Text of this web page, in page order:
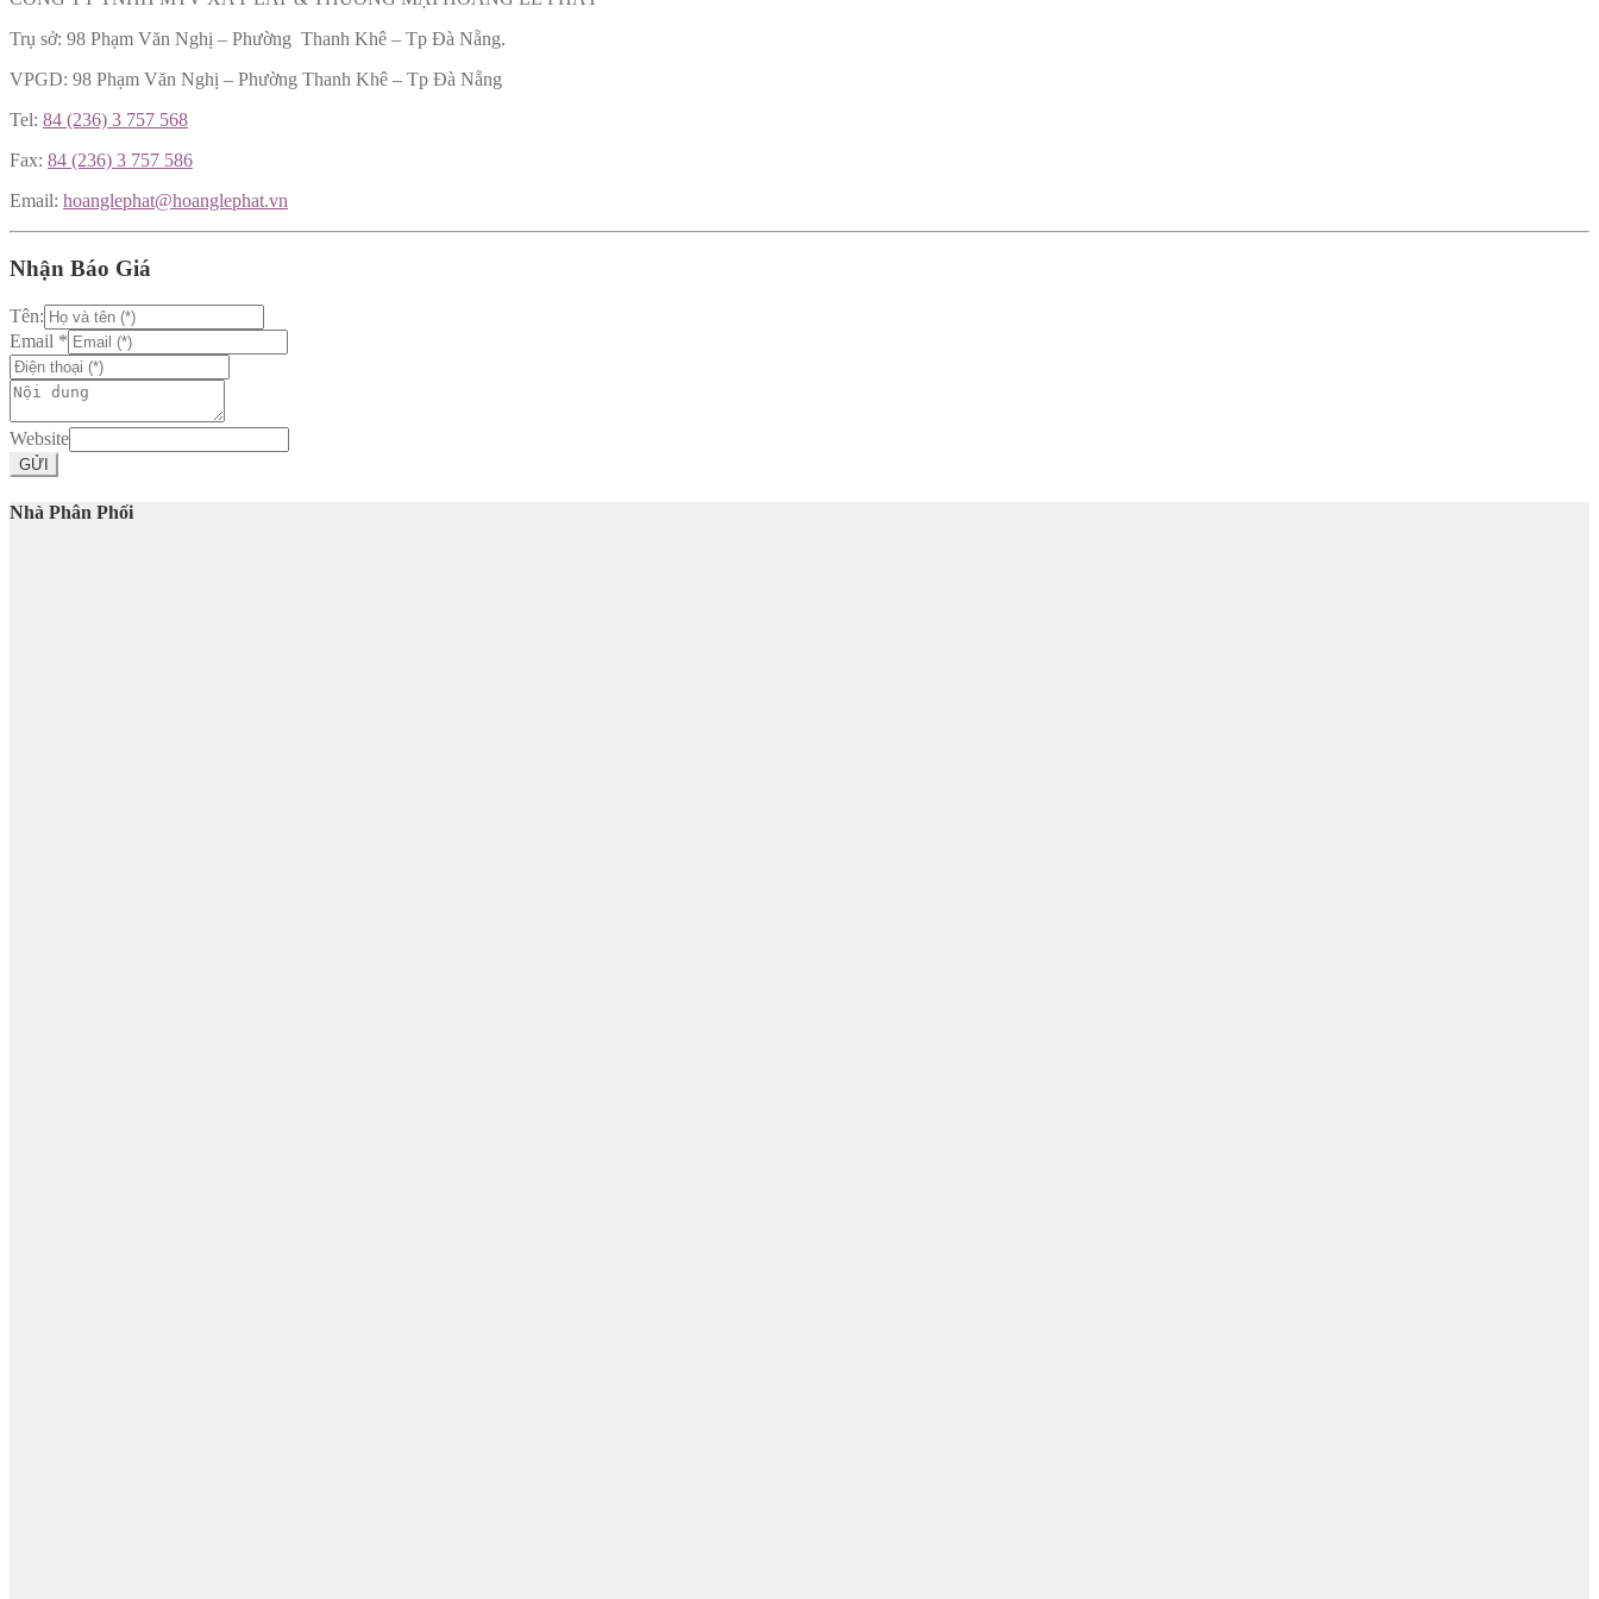
Trụ sở: 98 Phạm Văn Nghị – Phường Thanh Khê – Tp Đà Nẵng.
VPGD: 98 Phạm Văn Nghị – Phường Thanh Khê – Tp Đà Nẵng
Tel: 84 (236) 3 757 568
Fax: 84 (236) 3 757 586
Email: hoanglephat@hoanglephat.vn
Nhận Báo Giá
Tên:
Email *
Website
GỬI
Nhà Phân Phối